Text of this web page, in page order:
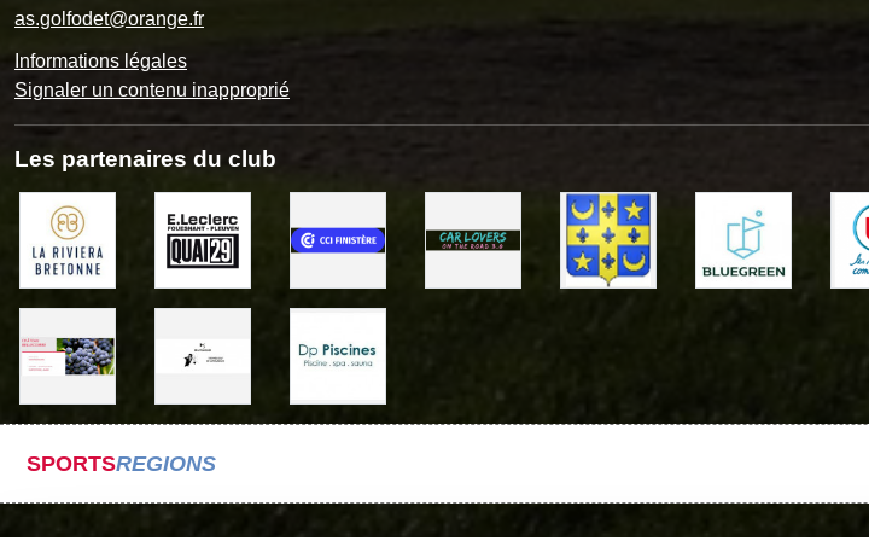
as.golfodet@orange.fr
Informations légales
Signaler un contenu inapproprié
Les partenaires du club
SPORTSREGIONS